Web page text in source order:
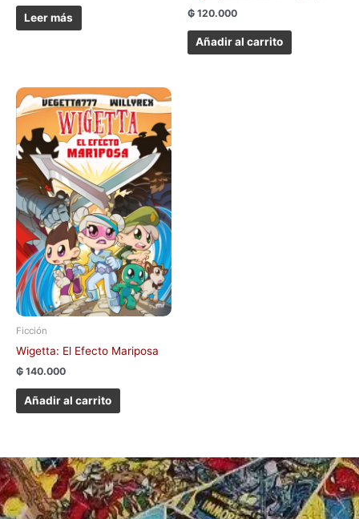
Leer más ₲ 120.000
Añadir al carrito
Ficción
Wigetta: El Efecto Mariposa
₲ 140.000
Añadir al carrito